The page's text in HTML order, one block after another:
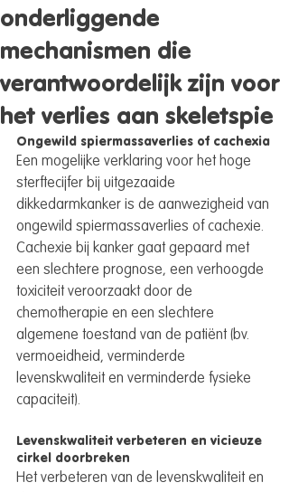
onderliggende
mechanismen die
verantwoordelijk zijn voor
het verlies aan skeletspie
Ongewild spiermassaverlies of cachexia
Een mogelijke verklaring voor het hoge
sterftecijfer bij uitgezaaide
dikkedarmkanker is de aanwezigheid van
ongewild spiermassaverlies of cachexie.
Cachexie bij kanker gaat gepaard met
een slechtere prognose, een verhoogde
toxiciteit veroorzaakt door de
chemotherapie en een slechtere
algemene toestand van de patiënt (bv.
vermoeidheid, verminderde
levenskwaliteit en verminderde fysieke
capaciteit).
Levenskwaliteit verbeteren en vicieuze
cirkel doorbreken
Het verbeteren van de levenskwaliteit en